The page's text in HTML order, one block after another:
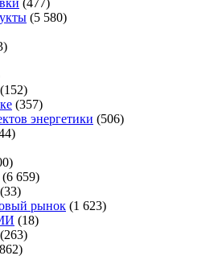
(477)
(5 580)
(152)
(357)
энергетики (506)
(6 659)
(33)
рынок (1 623)
(18)
(263)